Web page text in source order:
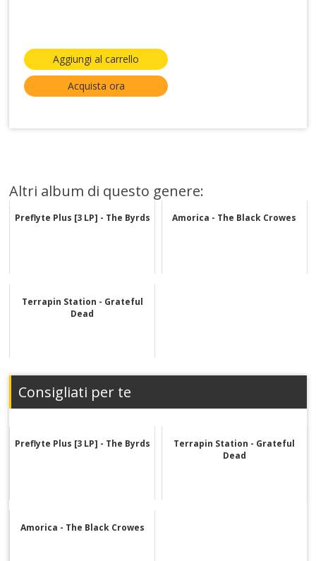
Aggiungi al carrello
Acquista ora
Altri album di questo genere:
Preflyte Plus [3 LP] - The Byrds Amorica - The Black Crowes
Terrapin Station - Grateful
Dead
Consigliati per te
Preflyte Plus [3 LP] - The Byrds
Terrapin Station - Grateful
Dead
Amorica - The Black Crowes